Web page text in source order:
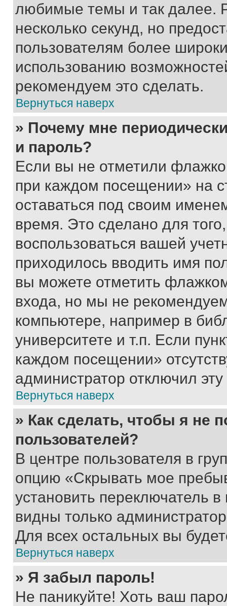
любимые темы и так далее.
несколько секунд, но
пользователям более
использованию
рекомендуем это сделать.
Вернуться наверх
» Почему мне
и пароль?
Если вы не отметили
при каждом посещении» на
оставаться под своим
время. Это сделано для
воспользоваться вашей
приходилось вводить имя
вы можете отметить
входа, но мы не
компьютере, например в
университете и т.п. Если
каждом посещении»
администратор отключил
Вернуться наверх
» Как сделать, чтобы я не
пользователей?
В центре пользователя в
опцию «Скрывать мое
установить переключатель
видны только
Для всех остальных вы
Вернуться наверх
» Я забыл пароль!
Не паникуйте! Хоть ваш